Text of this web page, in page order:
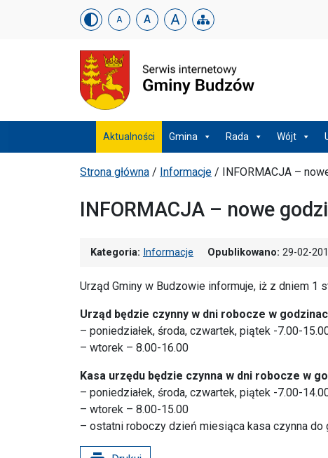
Urząd Gminy w Budzowie
Skip menu A A A
Menu główneAktualności Gmina Rada Wójt
Ścieżka powrotu
Strona główna / Informacje / INFORMACJA –
INFORMACJA – nowe
Kategoria: Informacje Opublikowano: 29-02-
Urząd Gminy w Budzowie informuje, iż z dniem 1
Urząd będzie czynny w dni robocze w
– poniedziałek, środa, czwartek, piątek -7.00-
– wtorek – 8.00-16.00
Kasa urzędu będzie czynna w dni robocze w
– poniedziałek, środa, czwartek, piątek -7.00-
– wtorek – 8.00-15.00
– ostatni roboczy dzień miesiąca kasa czynna do